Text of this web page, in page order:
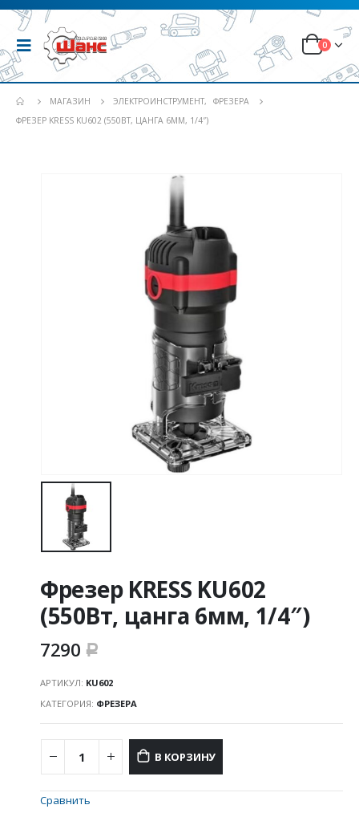
0
МАГАЗИН ЭЛЕКТРОИНСТРУМЕНТ,
ФРЕЗЕРА
ФРЕЗЕР KRESS KU602 (550ВТ, ЦАНГА 6ММ, 1/4″)
Фрезер KRESS KU602
(550Вт, цанга 6мм, 1/4″)
7290 Р
АРТИКУЛ: KU602
КАТЕГОРИЯ: ФРЕЗЕРА
В КОРЗИНУ
Сравнить